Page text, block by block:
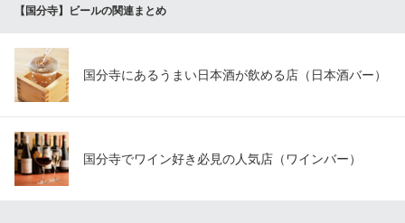
個室居酒屋 鶏十兵衛 国分寺店
ＪＲ中央線国分寺駅 徒歩1分
東京都国分寺市南町2-16-14 KSビル3F
【国分寺】ビールの関連まとめ
国分寺にあるうまい日本酒が飲める店（日本酒バー）
国分寺でワイン好き必見の人気店（ワインバー）